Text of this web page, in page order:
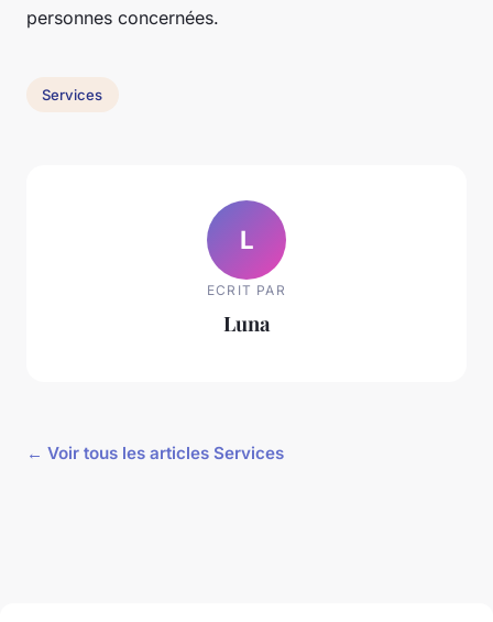
personnes concernées.
Services
L
ECRIT PAR
Luna
← Voir tous les articles Services